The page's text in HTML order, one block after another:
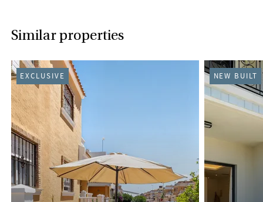
Similar properties
EXCLUSIVE NEW BUILT